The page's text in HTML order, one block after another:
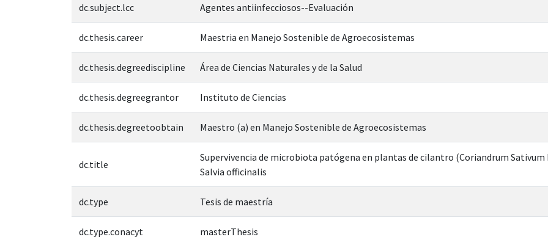
dc.subject.lcc Agentes antiinfecciosos--Evaluación
dc.thesis.career Maestria en Manejo Sostenible de Agroecosistemas
dc.thesis.degreediscipline Área de Ciencias Naturales y de la Salud
dc.thesis.degreegrantor Instituto de Ciencias
dc.thesis.degreetoobtain Maestro (a) en Manejo Sostenible de Agroecosistemas
dc.title
Supervivencia de microbiota patógena en plantas de cilantro (Coriandrum
Salvia officinalis
dc.type Tesis de maestría
dc.type.conacyt masterThesis